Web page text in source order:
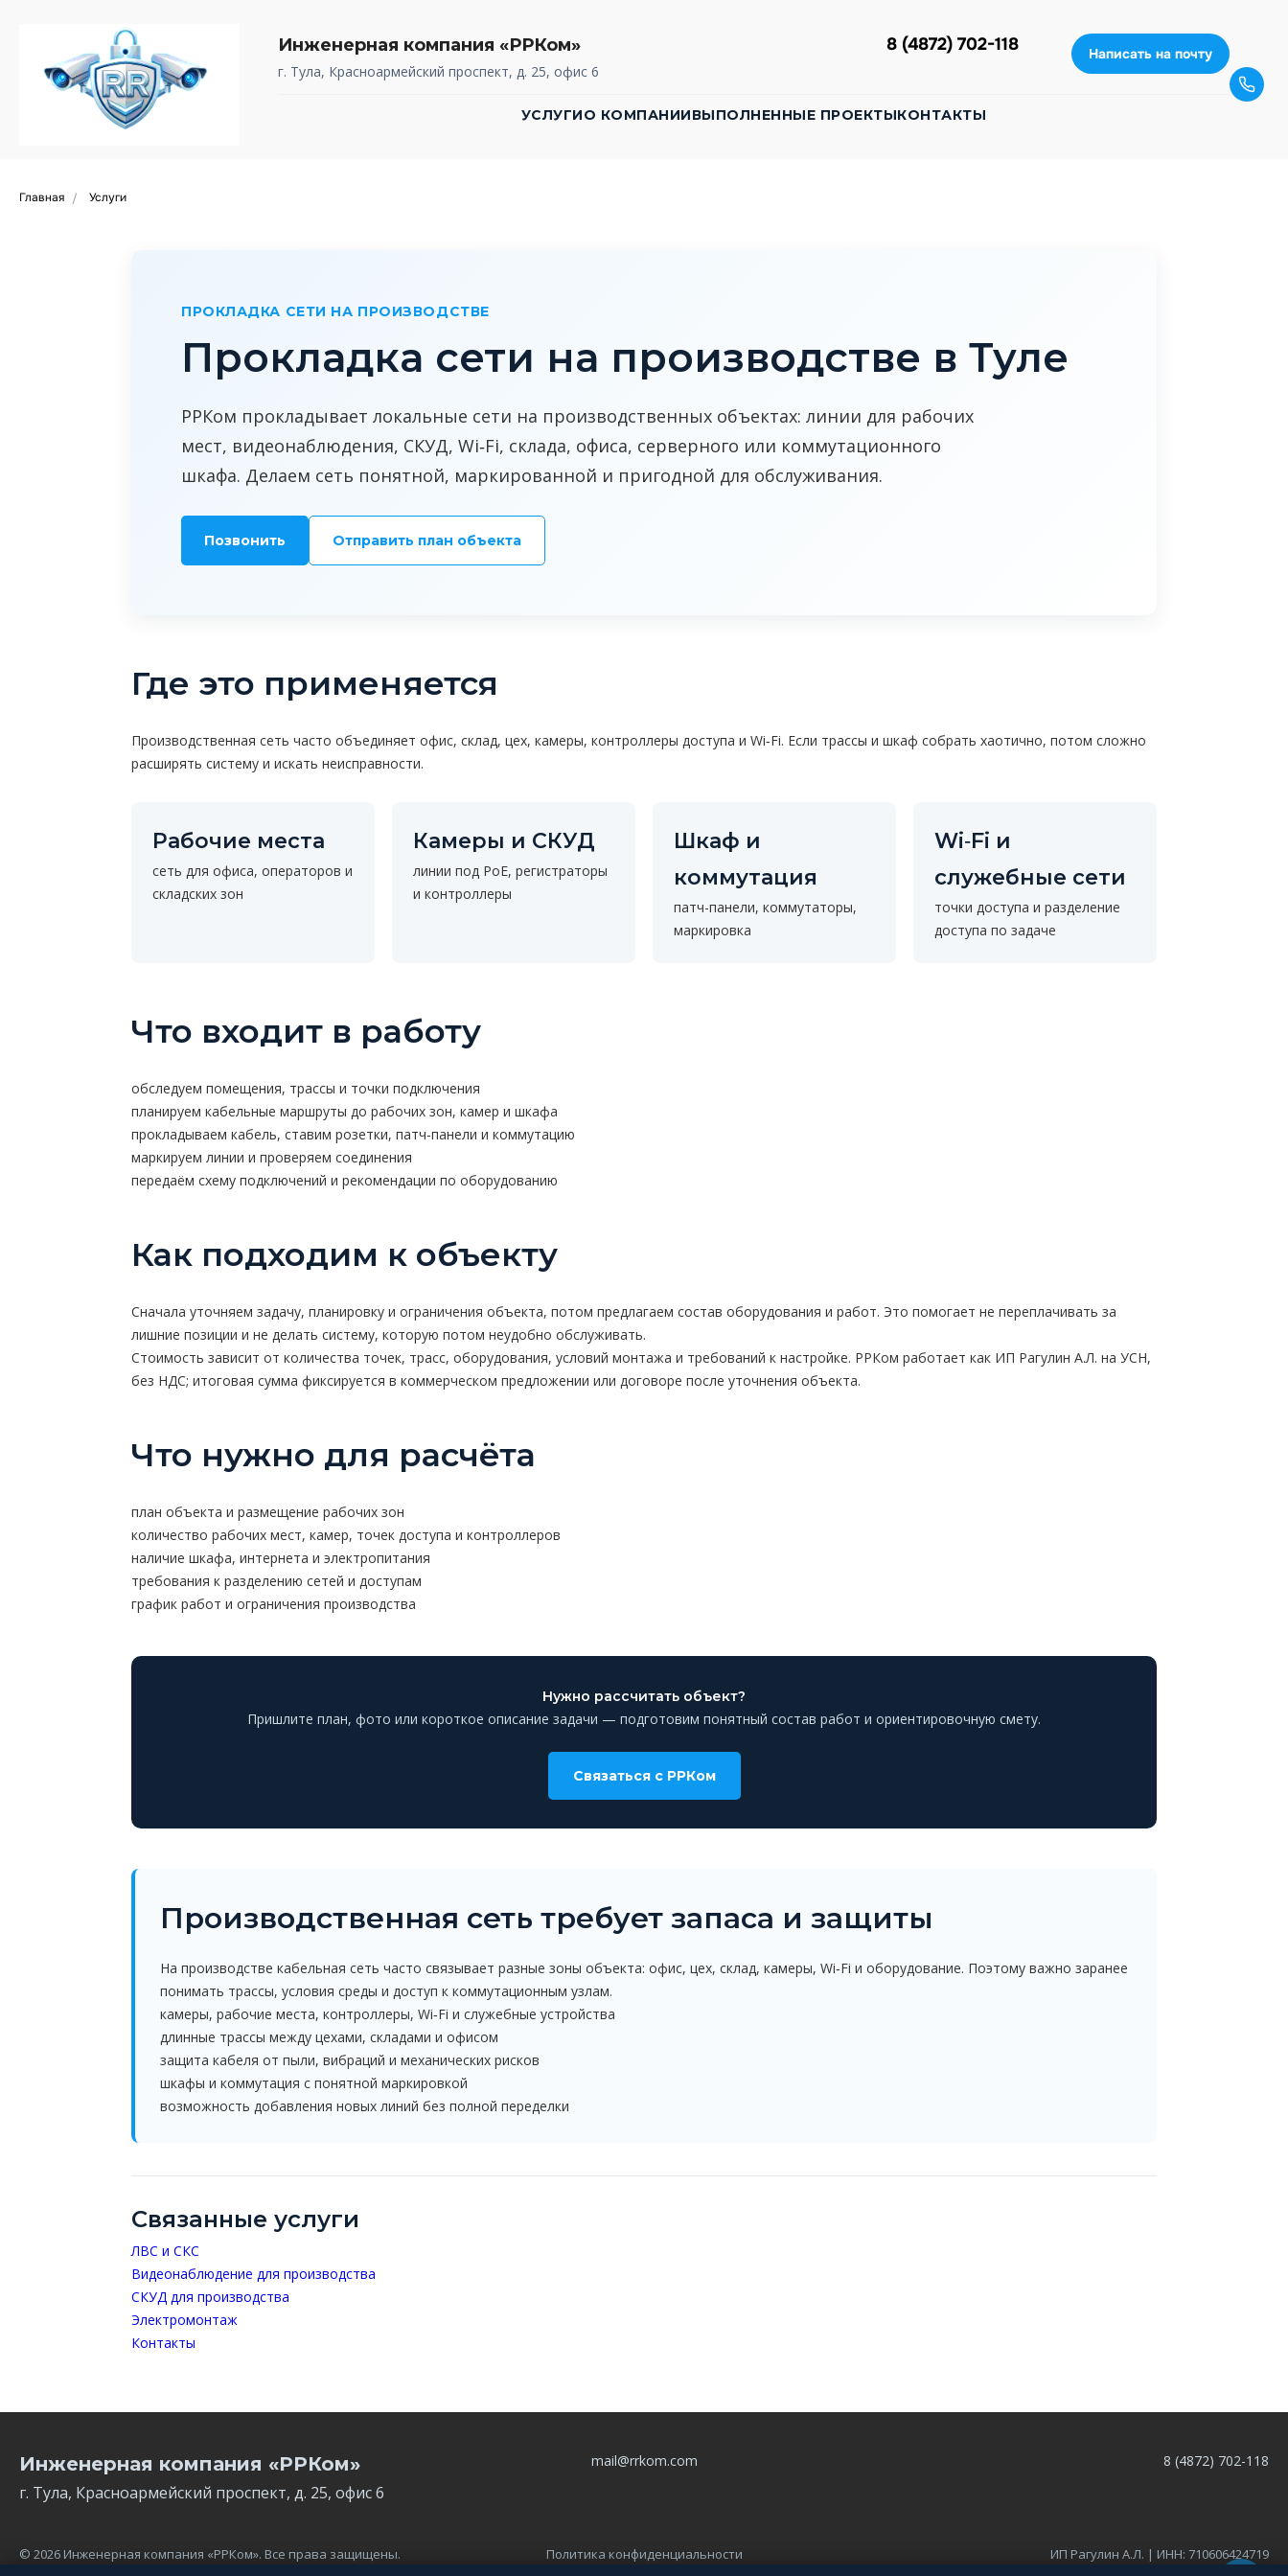
Инженерная компания «РРКом»
г. Тула, Красноармейский проспект, д. 25, офис 6
8 (4872) 702-118 Написать на почту
УСЛУГИО КОМПАНИИВЫПОЛНЕННЫЕ ПРОЕКТЫКОНТАКТЫ
Главная / Услуги
ПРОКЛАДКА СЕТИ НА ПРОИЗВОДСТВЕ
Прокладка сети на производстве в Туле
РРКом прокладывает локальные сети на производственных объектах: линии для рабочих
мест, видеонаблюдения, СКУД, Wi‑Fi, склада, офиса, серверного или коммутационного
шкафа. Делаем сеть понятной, маркированной и пригодной для обслуживания.
Позвонить Отправить план объекта
Где это применяется
Производственная сеть часто объединяет офис, склад, цех, камеры, контроллеры доступа и Wi‑Fi. Если трассы и шкаф собрать хаотично, потом сложно
расширять систему и искать неисправности.
Рабочие места
сеть для офиса, операторов и
складских зон
Камеры и СКУД
линии под PoE, регистраторы
и контроллеры
Шкаф и
коммутация
патч-панели, коммутаторы,
маркировка
Wi‑Fi и
служебные сети
точки доступа и разделение
доступа по задаче
Что входит в работу
обследуем помещения, трассы и точки подключения
планируем кабельные маршруты до рабочих зон, камер и шкафа
прокладываем кабель, ставим розетки, патч-панели и коммутацию
маркируем линии и проверяем соединения
передаём схему подключений и рекомендации по оборудованию
Как подходим к объекту
Сначала уточняем задачу, планировку и ограничения объекта, потом предлагаем состав оборудования и работ. Это помогает не переплачивать за
лишние позиции и не делать систему, которую потом неудобно обслуживать.
Стоимость зависит от количества точек, трасс, оборудования, условий монтажа и требований к настройке. РРКом работает как ИП Рагулин А.Л. на УСН,
без НДС; итоговая сумма фиксируется в коммерческом предложении или договоре после уточнения объекта.
Что нужно для расчёта
план объекта и размещение рабочих зон
количество рабочих мест, камер, точек доступа и контроллеров
наличие шкафа, интернета и электропитания
требования к разделению сетей и доступам
график работ и ограничения производства
Нужно рассчитать объект?
Пришлите план, фото или короткое описание задачи — подготовим понятный состав работ и ориентировочную смету.
Связаться с РРКом
Производственная сеть требует запаса и защиты
На производстве кабельная сеть часто связывает разные зоны объекта: офис, цех, склад, камеры, Wi‑Fi и оборудование. Поэтому важно заранее
понимать трассы, условия среды и доступ к коммутационным узлам.
камеры, рабочие места, контроллеры, Wi‑Fi и служебные устройства
длинные трассы между цехами, складами и офисом
защита кабеля от пыли, вибраций и механических рисков
шкафы и коммутация с понятной маркировкой
возможность добавления новых линий без полной переделки
Связанные услуги
ЛВС и СКС
Видеонаблюдение для производства
СКУД для производства
Электромонтаж
Контакты
Инженерная компания «РРКом»
г. Тула, Красноармейский проспект, д. 25, офис 6
mail@rrkom.com 8 (4872) 702-118
© 2026 Инженерная компания «РРКом». Все права защищены.
Политика конфиденциальности ИП Рагулин А.Л. | ИНН: 710606424719